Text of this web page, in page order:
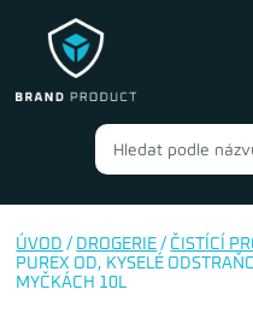
ÚVOD / DROGERIE / ČISTÍCÍ
PUREX OD, KYSELÉ
MYČKÁCH 10L